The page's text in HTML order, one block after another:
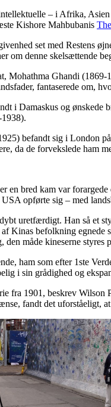
– i Afrika,
Kishore Mahbubanis
set med Restens
om denne skelsættende
Mohathma Ghandi
fantaserede om,
i Damaskus og ønskede
befandt sig i London
da de forvekslede ham
en bred kam var
opførte sig – med
uretfærdigt. Han så et
Kinas befolkning
måde kineserne
ham som efter 1ste
i sin grådighed og
fra 1901, beskrev
fandt det uforståeligt,